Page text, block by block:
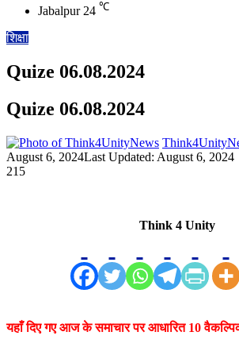
Jabalpur 24 ℃
शिक्षा
Quize 06.08.2024
Quize 06.08.2024
August 6, 2024Last Updated: August 6, 2024
215
Think 4 Unity
यहाँ दिए गए आज के समाचार पर आधारित 10